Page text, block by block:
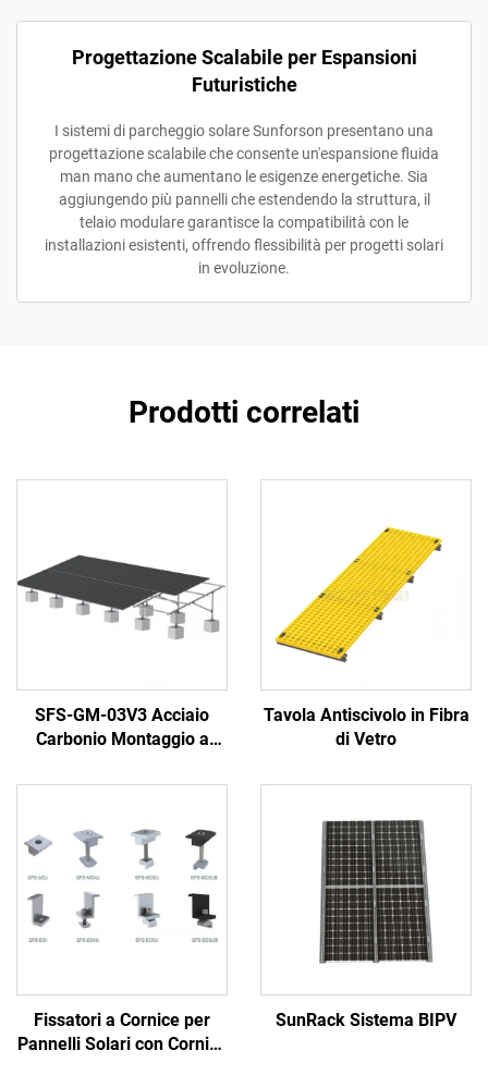
Progettazione Scalabile per Espansioni
Futuristiche
I sistemi di parcheggio solare Sunforson presentano una
progettazione scalabile che consente un'espansione fluida
man mano che aumentano le esigenze energetiche. Sia
aggiungendo più pannelli che estendendo la struttura, il
telaio modulare garantisce la compatibilità con le
installazioni esistenti, offrendo flessibilità per progetti solari
in evoluzione.
Prodotti correlati
SFS-GM-03V3 Acciaio
Carbonio Montaggio a
Tavola Antiscivolo in Fibra
di Vetro
Fissatori a Cornice per
Pannelli Solari con Cornice
SunRack Sistema BIPV